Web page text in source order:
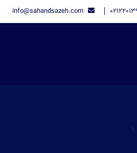
info@sahandsazeh.com